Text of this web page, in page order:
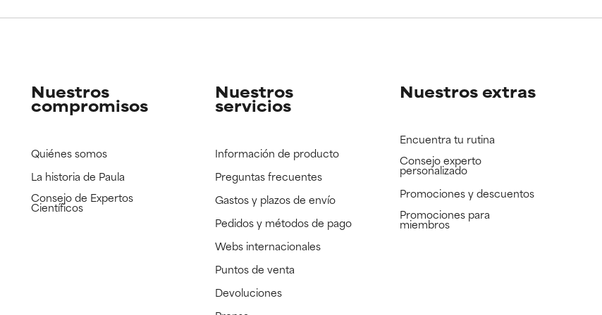
pero con la información científica disponible pendiente de revisar.
pero con la información científica disponible pendiente de revisar.
Nuestros
compromisos
Quiénes somos
La historia de Paula
Consejo de Expertos
Científicos
Nuestros
servicios
Información de producto
Preguntas frecuentes
Gastos y plazos de envío
Pedidos y métodos de pago
Webs internacionales
Puntos de venta
Devoluciones
Nuestros extras
Encuentra tu rutina
Consejo experto
personalizado
Promociones y descuentos​
Promociones para
miembros